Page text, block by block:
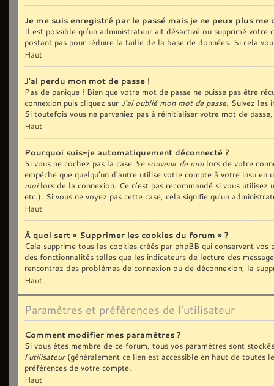
Je me suis enregistré par le passé mais je ne peux plus me
Il est possible qu’un administrateur ait désactivé ou supprimé
postant pas pour réduire la taille de la base de données. Si cela
Haut
J’ai perdu mon mot de passe !
Pas de panique ! Bien que votre mot de passe ne puisse pas être
connexion puis cliquez sur J’ai oublié mon mot de passe. Suivez les
Si toutefois vous ne parveniez pas à réinitialiser votre mot de
Haut
Pourquoi suis-je automatiquement déconnecté ?
Si vous ne cochez pas la case Se souvenir de moilors de votre
empêche que quelqu’un d’autre utilise votre compte à votre insu
moilors de la connexion. Ce n’est pas recommandé si vous
etc.). Si vous ne voyez pas cette case, cela signifie qu’un
Haut
À quoi sert « Supprimer les cookies du forum » ?
Cela supprime tous les cookies créés par phpBB qui conservent
des fonctionnalités telles que les indicateurs de lecture des
rencontrez des problèmes de connexion ou de déconnexion, la
Haut
Paramètres et préférences de l’utilisateur
Comment modifier mes paramètres ?
Si vous êtes membre de ce forum, tous vos paramètres sont
l’utilisateur(généralement ce lien est accessible en haut de toutes
préférences de votre compte.
Haut